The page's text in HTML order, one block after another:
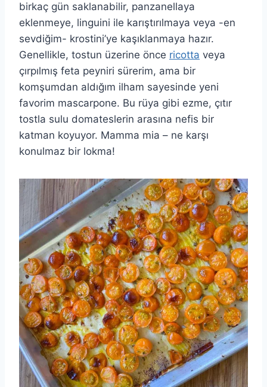
birkaç gün saklanabilir, panzanellaya
eklenmeye, linguini ile karıştırılmaya veya -en
sevdiğim- krostini’ye kaşıklanmaya hazır.
Genellikle, tostun üzerine önce ricotta veya
çırpılmış feta peyniri sürerim, ama bir
komşumdan aldığım ilham sayesinde yeni
favorim mascarpone. Bu rüya gibi ezme, çıtır
tostla sulu domateslerin arasına nefis bir
katman koyuyor. Mamma mia – ne karşı
konulmaz bir lokma!